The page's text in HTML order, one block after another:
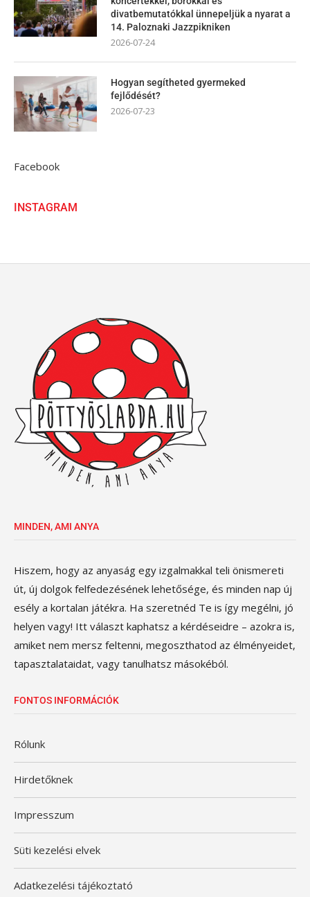
divatbemutatókkal ünnepeljük a nyarat a
14. Paloznaki Jazzpikniken
2026-07-24
Hogyan segítheted gyermeked
fejlődését?
2026-07-23
Facebook
INSTAGRAM
MINDEN, AMI ANYA
Hiszem, hogy az anyaság egy izgalmakkal teli önismereti
út, új dolgok felfedezésének lehetősége, és minden nap új
esély a kortalan játékra. Ha szeretnéd Te is így megélni, jó
helyen vagy! Itt választ kaphatsz a kérdéseidre – azokra is,
amiket nem mersz feltenni, megoszthatod az élményeidet,
tapasztalataidat, vagy tanulhatsz másokéból.
FONTOS INFORMÁCIÓK
Rólunk
Hirdetőknek
Impresszum
Süti kezelési elvek
Adatkezelési tájékoztató